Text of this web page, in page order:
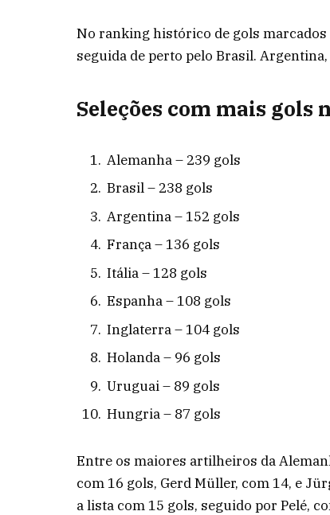
No ranking histórico de gols marcados
seguida de perto pelo Brasil.
Seleções com mais gols
Alemanha – 239 gols
Brasil – 238 gols
Argentina – 152 gols
França – 136 gols
Itália – 128 gols
Espanha – 108 gols
Inglaterra – 104 gols
Holanda – 96 gols
Uruguai – 89 gols
Hungria – 87 gols
Entre os maiores artilheiros da
com 16 gols, Gerd Müller, com 14, e
a lista com 15 gols, seguido por Pelé,